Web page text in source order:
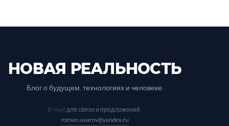
НОВАЯ РЕАЛЬНОСТЬ
Блог о будущем, технологиях и человеке.
E-mail для связи и предложений:
roman.uvarov@yandex.ru